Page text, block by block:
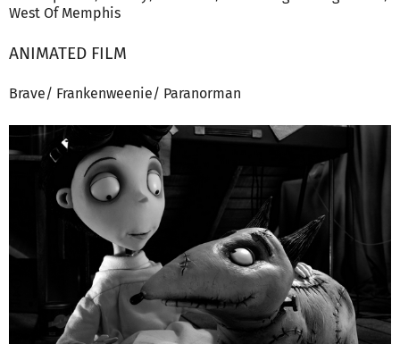
West Of Memphis
ANIMATED FILM
Brave/ Frankenweenie/ Paranorman